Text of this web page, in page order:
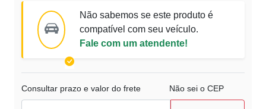
Não sabemos se este produto é
compatível com seu veículo.
Fale com um atendente!
Consultar prazo e valor do frete Não sei o CEP